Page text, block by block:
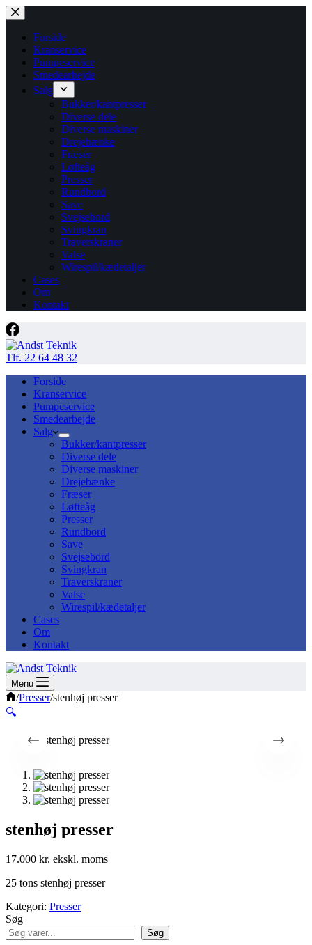
Fortsæt
til
indholdForside
Kranservice
Pumpeservice
Smedearbejde
Salg
Bukker/kantpresser
Diverse dele
Diverse maskiner
Drejebænke
Fræser
Løfteåg
Presser
Rundbord
Save
Svejsebord
Svingkran
Traverskraner
Valse
Wirespil/kædetaljer
Cases
Om
Kontakt
Tlf. 22 64 48 32
Forside
Kranservice
Pumpeservice
Smedearbejde
Salg
Bukker/kantpresser
Diverse dele
Diverse maskiner
Drejebænke
Fræser
Løfteåg
Presser
Rundbord
Save
Svejsebord
Svingkran
Traverskraner
Valse
Wirespil/kædetaljer
Cases
Om
Kontakt
Menu
Forside
/Presser/stenhøj presser
🔍
stenhøj presser
17.000 kr.
25 tons stenhøj presser
Kategori: Presser
Søg
Søg